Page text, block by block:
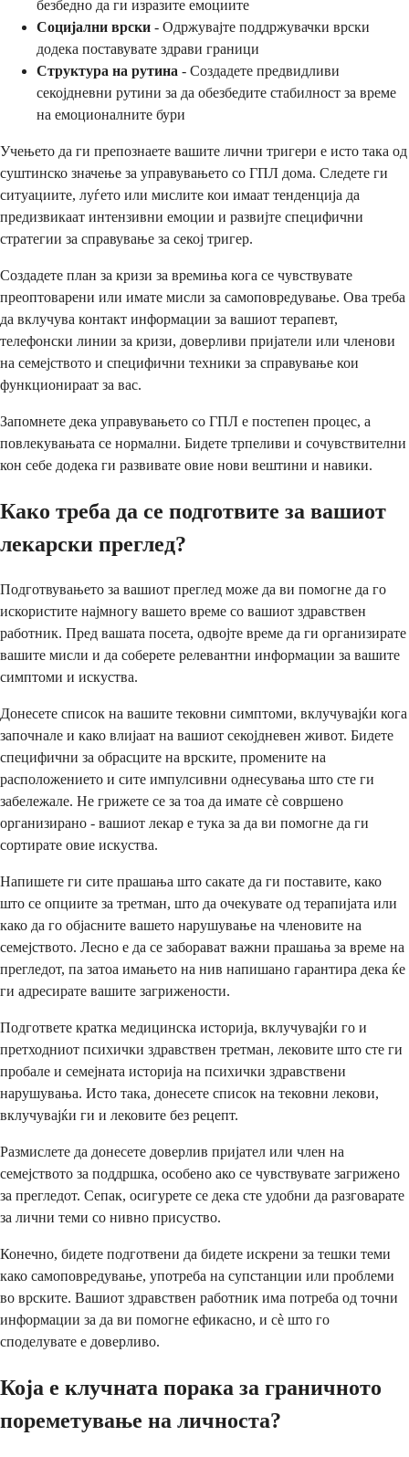
безбедно да ги изразите емоциите
Социјални врски - Одржувајте поддржувачки врски
додека поставувате здрави граници
Структура на рутина - Создадете предвидливи
секојдневни рутини за да обезбедите стабилност за време
на емоционалните бури
Учењето да ги препознаете вашите лични тригери е исто така од
суштинско значење за управувањето со ГПЛ дома. Следете ги
ситуациите, луѓето или мислите кои имаат тенденција да
предизвикаат интензивни емоции и развијте специфични
стратегии за справување за секој тригер.
Создадете план за кризи за времиња кога се чувствувате
преоптоварени или имате мисли за самоповредување. Ова треба
да вклучува контакт информации за вашиот терапевт,
телефонски линии за кризи, доверливи пријатели или членови
на семејството и специфични техники за справување кои
функционираат за вас.
Запомнете дека управувањето со ГПЛ е постепен процес, а
повлекувањата се нормални. Бидете трпеливи и сочувствителни
кон себе додека ги развивате овие нови вештини и навики.
Како треба да се подготвите за вашиот
лекарски преглед?
Подготвувањето за вашиот преглед може да ви помогне да го
искористите најмногу вашето време со вашиот здравствен
работник. Пред вашата посета, одвојте време да ги организирате
вашите мисли и да соберете релевантни информации за вашите
симптоми и искуства.
Донесете список на вашите тековни симптоми, вклучувајќи кога
започнале и како влијаат на вашиот секојдневен живот. Бидете
специфични за обрасците на врските, промените на
расположението и сите импулсивни однесувања што сте ги
забележале. Не грижете се за тоа да имате сè совршено
организирано - вашиот лекар е тука за да ви помогне да ги
сортирате овие искуства.
Напишете ги сите прашања што сакате да ги поставите, како
што се опциите за третман, што да очекувате од терапијата или
како да го објасните вашето нарушување на членовите на
семејството. Лесно е да се заборават важни прашања за време на
прегледот, па затоа имањето на нив напишано гарантира дека ќе
ги адресирате вашите загрижености.
Подгответе кратка медицинска историја, вклучувајќи го и
претходниот психички здравствен третман, лековите што сте ги
пробале и семејната историја на психички здравствени
нарушувања. Исто така, донесете список на тековни лекови,
вклучувајќи ги и лековите без рецепт.
Размислете да донесете доверлив пријател или член на
семејството за поддршка, особено ако се чувствувате загрижено
за прегледот. Сепак, осигурете се дека сте удобни да разговарате
за лични теми со нивно присуство.
Конечно, бидете подготвени да бидете искрени за тешки теми
како самоповредување, употреба на супстанции или проблеми
во врските. Вашиот здравствен работник има потреба од точни
информации за да ви помогне ефикасно, и сè што го
споделувате е доверливо.
Која е клучната порака за граничното
пореметување на личноста?